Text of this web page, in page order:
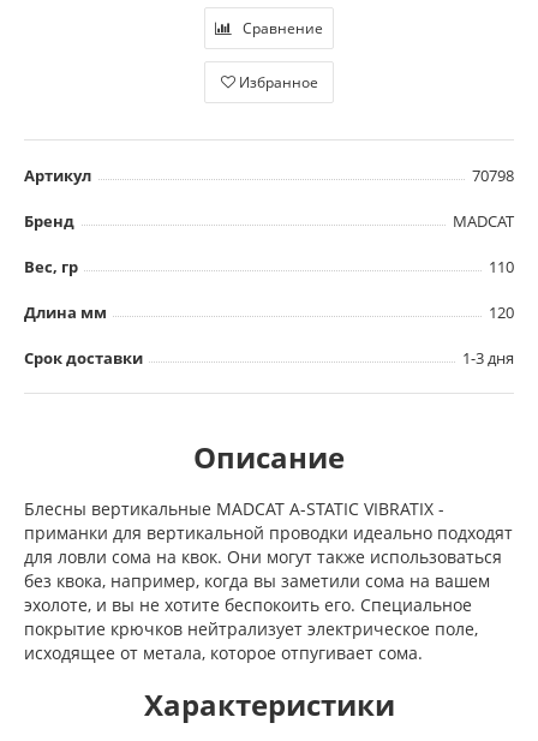
Сравнение
Избранное
Артикул 70798
Бренд MADCAT
Вес, гр 110
Длина мм 120
Срок доставки 1-3 дня
Описание
Блесны вертикальные MADCAT A-STATIC VIBRATIX -
приманки для вертикальной проводки идеально подходят
для ловли сома на квок. Они могут также использоваться
без квока, например, когда вы заметили сома на вашем
эхолоте, и вы не хотите беспокоить его. Специальное
покрытие крючков нейтрализует электрическое поле,
исходящее от метала, которое отпугивает сома.
Характеристики